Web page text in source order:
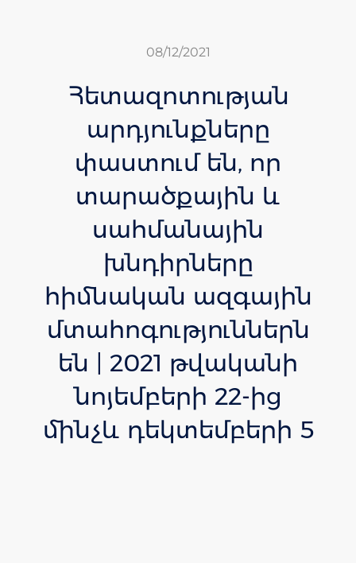
08/12/2021
Հետազոտության
արդյունքները
փաստում են, որ
տարածքային և
սահմանային
խնդիրները
հիմնական ազգային
մտահոգություններն
են | 2021 թվականի
նոյեմբերի 22-ից
մինչև դեկտեմբերի 5